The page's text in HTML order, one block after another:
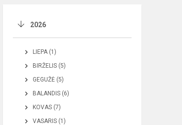
2026
LIEPA (1)
BIRŽELIS (5)
GEGUŽĖ (5)
BALANDIS (6)
KOVAS (7)
VASARIS (1)